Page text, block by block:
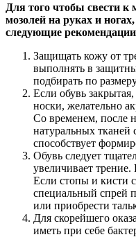
Для того чтобы свести
мозолей на руках и
следующие
Защищать кожу от
выполнять в
подбирать по
Если обувь
носки, желательно
Со временем, после
натуральных тканей
способствует
Обувь следует
увеличивает
Если стопы и кисти
специальный спрей
или приобрести
Для скорейшего
иметь при себе